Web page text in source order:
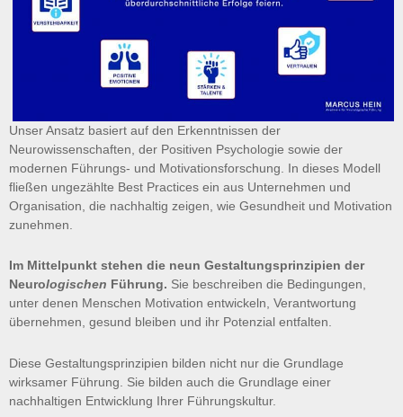
Unser Ansatz basiert auf den Erkenntnissen der
Neurowissenschaften, der Positiven Psychologie sowie der
modernen Führungs- und Motivationsforschung. In dieses Modell
fließen ungezählte Best Practices ein aus Unternehmen und
Organisation, die nachhaltig zeigen, wie Gesundheit und Motivation
zunehmen.
Im Mittelpunkt stehen die neun Gestaltungsprinzipien der
Neurologischen Führung. Sie beschreiben die Bedingungen,
unter denen Menschen Motivation entwickeln, Verantwortung
übernehmen, gesund bleiben und ihr Potenzial entfalten.
Diese Gestaltungsprinzipien bilden nicht nur die Grundlage
wirksamer Führung. Sie bilden auch die Grundlage einer
nachhaltigen Entwicklung Ihrer Führungskultur.